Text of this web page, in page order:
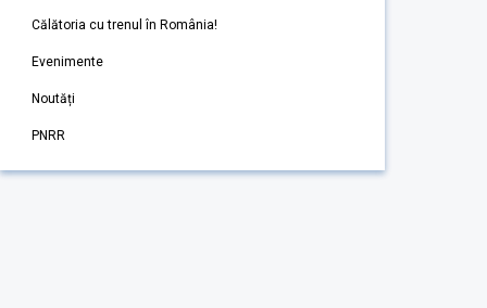
Călătoria cu trenul în România!
Evenimente
Noutăți
PNRR